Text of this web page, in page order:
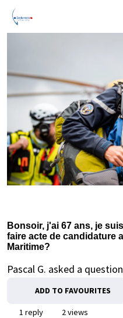
Bonsoir, j'ai 67 ans, je
faire acte de candidature
Maritime?
Pascal G. asked a
ADD TO FAVOURITES
1 reply
2 views